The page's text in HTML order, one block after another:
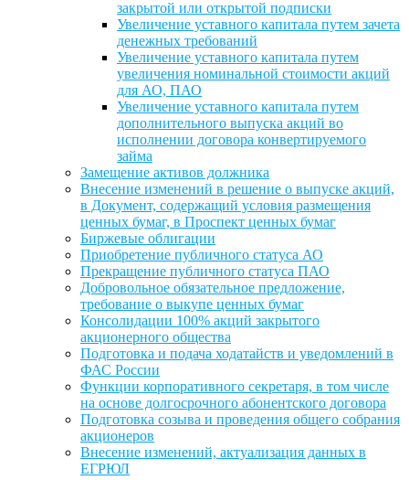
закрытой или открытой подписки
Увеличение уставного капитала путем зачета
денежных требований
Увеличение уставного капитала путем
увеличения номинальной стоимости акций
для АО, ПАО
Увеличение уставного капитала путем
дополнительного выпуска акций во
исполнении договора конвертируемого
займа
Замещение активов должника
Внесение изменений в решение о выпуске акций,
в Документ, содержащий условия размещения
ценных бумаг, в Проспект ценных бумаг
Биржевые облигации
Приобретение публичного статуса АО
Прекращение публичного статуса ПАО
Добровольное обязательное предложение,
требование о выкупе ценных бумаг
Консолидации 100% акций закрытого
акционерного общества
Подготовка и подача ходатайств и уведомлений в
ФАС России
Функции корпоративного секретаря, в том числе
на основе долгосрочного абонентского договора
Подготовка созыва и проведения общего собрания
акционеров
Внесение изменений, актуализация данных в
ЕГРЮЛ